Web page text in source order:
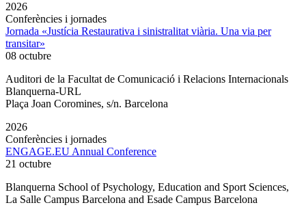
2026
Conferències i jornades
Jornada «Justícia Restaurativa i sinistralitat viària. Una via per
transitar»
08 octubre
Auditori de la Facultat de Comunicació i Relacions Internacionals
Blanquerna-URL
Plaça Joan Coromines, s/n. Barcelona
2026
Conferències i jornades
ENGAGE.EU Annual Conference
21 octubre
Blanquerna School of Psychology, Education and Sport Sciences,
La Salle Campus Barcelona and Esade Campus Barcelona